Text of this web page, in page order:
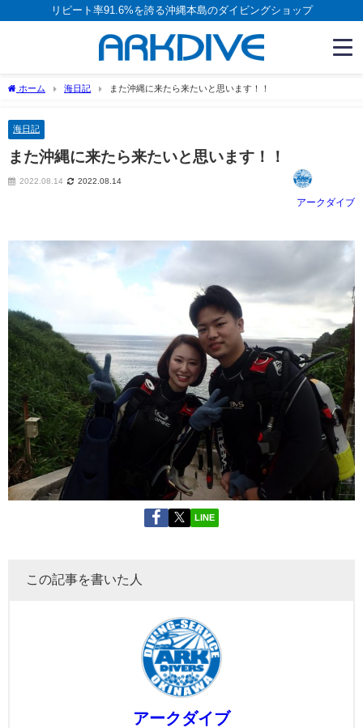
リピート率91.6%を誇る沖縄本島のダイビングショップ
ホーム 海日記 また沖縄に来たら来たいと思います！！
海日記
また沖縄に来たら来たいと思います！！
2022.08.14 2022.08.14
アークダイブ
LINE
この記事を書いた人
アークダイブ